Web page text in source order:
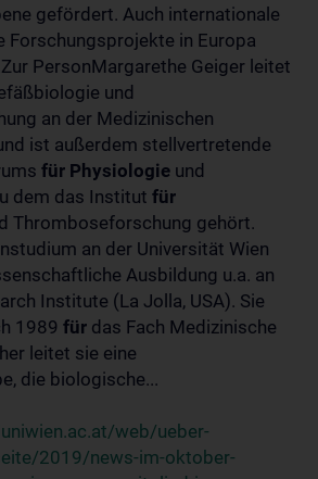
gefördert. Auch internationale
Forschungsprojekte in Europa
PersonMargarethe Geiger leitet
und
an der Medizinischen
ist außerdem stellvertretende
für Physiologie und
dem das Institut für
Thromboseforschung gehört.
an der Universität Wien
Ausbildung u.a. an
Institute (La Jolla, USA). Sie
1989 für das Fach Medizinische
leitet sie eine
die biologische...
web/ueber-
2019/news-im-oktober-